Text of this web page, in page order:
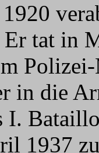
tat in
in die
I.
1937